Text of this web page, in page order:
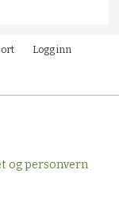
Logg inn
og personvern